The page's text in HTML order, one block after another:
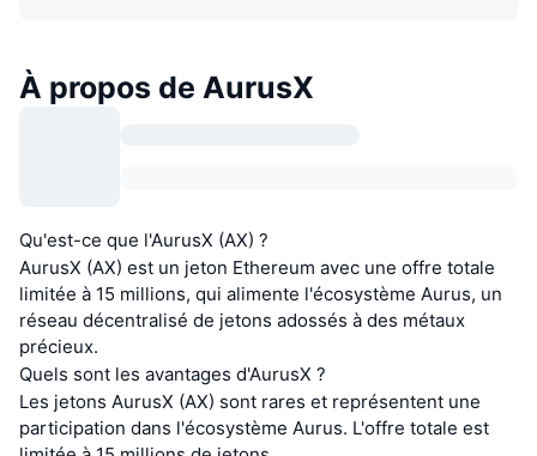
À propos de AurusX
Qu'est-ce que l'AurusX (AX) ?
AurusX (AX) est un jeton Ethereum avec une offre totale
limitée à 15 millions, qui alimente l'écosystème Aurus, un
réseau décentralisé de jetons adossés à des métaux
précieux.
Quels sont les avantages d'AurusX ?
Les jetons AurusX (AX) sont rares et représentent une
participation dans l'écosystème Aurus. L'offre totale est